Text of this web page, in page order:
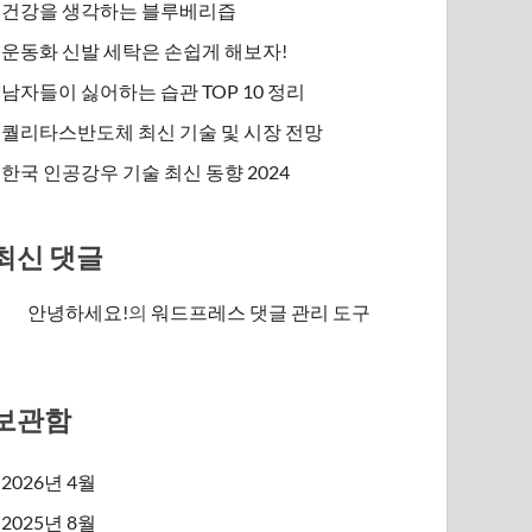
건강을 생각하는 블루베리즙
운동화 신발 세탁은 손쉽게 해보자!
남자들이 싫어하는 습관 TOP 10 정리
퀄리타스반도체 최신 기술 및 시장 전망
한국 인공강우 기술 최신 동향 2024
신 댓글
안녕하세요!의워드프레스 댓글 관리 도구
관함
2026년 4월
2025년 8월